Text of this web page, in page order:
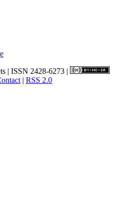
| ISSN 2428-6273 |
| RSS 2.0